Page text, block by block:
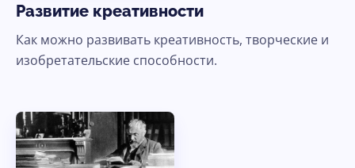
Развитие креативности
Как можно развивать креативность, творческие и
изобретательские способности.